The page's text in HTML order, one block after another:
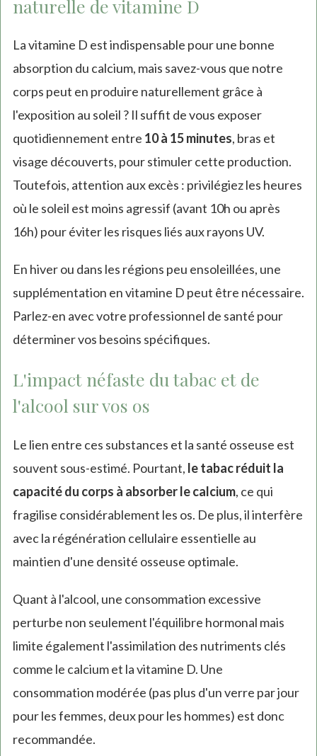
naturelle de vitamine D
La vitamine D est indispensable pour une bonne
absorption du calcium, mais savez-vous que notre
corps peut en produire naturellement grâce à
l'exposition au soleil ? Il suffit de vous exposer
quotidiennement entre 10 à 15 minutes, bras et
visage découverts, pour stimuler cette production.
Toutefois, attention aux excès : privilégiez les heures
où le soleil est moins agressif (avant 10h ou après
16h) pour éviter les risques liés aux rayons UV.
En hiver ou dans les régions peu ensoleillées, une
supplémentation en vitamine D peut être nécessaire.
Parlez-en avec votre professionnel de santé pour
déterminer vos besoins spécifiques.
L'impact néfaste du tabac et de
l'alcool sur vos os
Le lien entre ces substances et la santé osseuse est
souvent sous-estimé. Pourtant, le tabac réduit la
capacité du corps à absorber le calcium, ce qui
fragilise considérablement les os. De plus, il interfère
avec la régénération cellulaire essentielle au
maintien d'une densité osseuse optimale.
Quant à l'alcool, une consommation excessive
perturbe non seulement l'équilibre hormonal mais
limite également l'assimilation des nutriments clés
comme le calcium et la vitamine D. Une
consommation modérée (pas plus d'un verre par jour
pour les femmes, deux pour les hommes) est donc
recommandée.